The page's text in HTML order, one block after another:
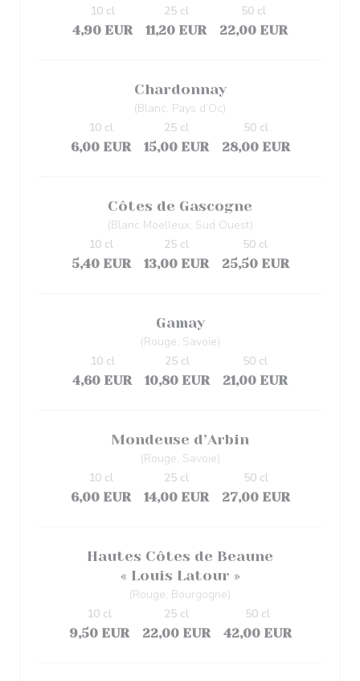
4,90 EUR
10 cl
11,20 EUR
25 cl
22,00 EUR
50 cl
Chardonnay
(Blanc, Pays d’Oc)
6,00 EUR
10 cl
15,00 EUR
25 cl
28,00 EUR
50 cl
Côtes de Gascogne
(Blanc Moelleux, Sud Ouest)
5,40 EUR
10 cl
13,00 EUR
25 cl
25,50 EUR
50 cl
Gamay
(Rouge, Savoie)
4,60 EUR
10 cl
10,80 EUR
25 cl
21,00 EUR
50 cl
Mondeuse d’Arbin
(Rouge, Savoie)
6,00 EUR
10 cl
14,00 EUR
25 cl
27,00 EUR
50 cl
Hautes Côtes de Beaune
« Louis Latour »
(Rouge, Bourgogne)
9,50 EUR
10 cl
22,00 EUR
25 cl
42,00 EUR
50 cl